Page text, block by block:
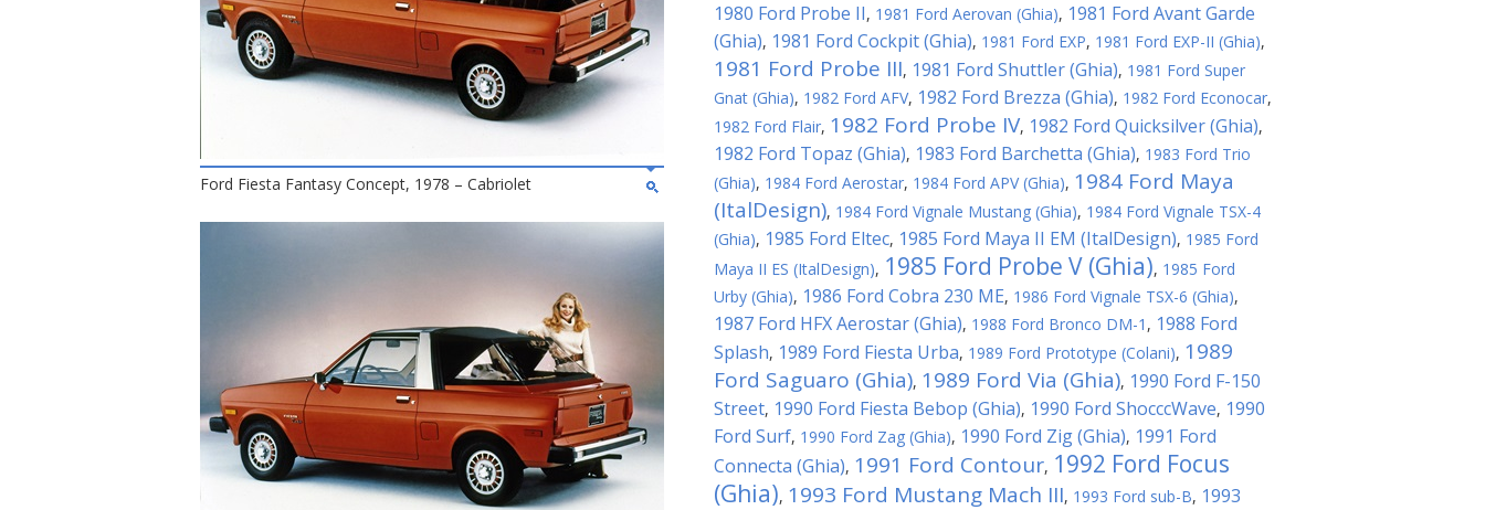
Ford Fiesta Fantasy Concept, 1978 – Cabriolet
1980 Ford Probe II, 1981 Ford Aerovan (Ghia), 1981 Ford Avant Garde
(Ghia), 1981 Ford Cockpit (Ghia), 1981 Ford EXP, 1981 Ford EXP-II (Ghia),
1981 Ford Probe III, 1981 Ford Shuttler (Ghia), 1981 Ford Super
Gnat (Ghia), 1982 Ford AFV, 1982 Ford Brezza (Ghia), 1982 Ford Econocar,
1982 Ford Flair, 1982 Ford Probe IV, 1982 Ford Quicksilver (Ghia),
1982 Ford Topaz (Ghia), 1983 Ford Barchetta (Ghia), 1983 Ford Trio
(Ghia), 1984 Ford Aerostar, 1984 Ford APV (Ghia), 1984 Ford Maya
(ItalDesign), 1984 Ford Vignale Mustang (Ghia), 1984 Ford Vignale TSX-4
(Ghia), 1985 Ford Eltec, 1985 Ford Maya II EM (ItalDesign), 1985 Ford
Maya II ES (ItalDesign), 1985 Ford Probe V (Ghia), 1985 Ford
Urby (Ghia), 1986 Ford Cobra 230 ME, 1986 Ford Vignale TSX-6 (Ghia),
1987 Ford HFX Aerostar (Ghia), 1988 Ford Bronco DM-1 , 1988 Ford
Splash, 1989 Ford Fiesta Urba, 1989 Ford Prototype (Colani), 1989
Ford Saguaro (Ghia), 1989 Ford Via (Ghia), 1990 Ford F-150
Street, 1990 Ford Fiesta Bebop (Ghia), 1990 Ford ShocccWave, 1990
Ford Surf, 1990 Ford Zag (Ghia), 1990 Ford Zig (Ghia), 1991 Ford
Connecta (Ghia), 1991 Ford Contour, 1992 Ford Focus
(Ghia), 1993 Ford Mustang Mach III, 1993 Ford sub-B, 1993